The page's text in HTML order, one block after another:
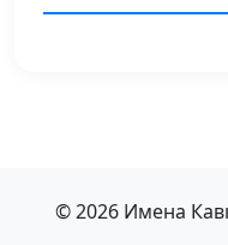
© 2026 Имена